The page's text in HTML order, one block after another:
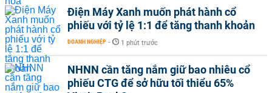
Điện Máy Xanh muốn phát hành cổ
phiếu với tỷ lệ 1:1 để tăng thanh khoản
DOANH NGHIỆP - 1 phút trước
NHNN cần tăng nắm giữ bao nhiêu cổ
phiếu CTG để sở hữu tối thiểu 65%